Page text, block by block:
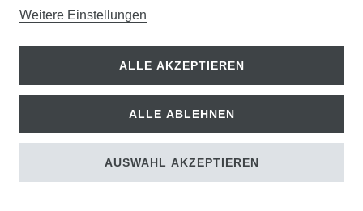
Weitere Einstellungen
ALLE AKZEPTIEREN
ALLE ABLEHNEN
AUSWAHL AKZEPTIEREN